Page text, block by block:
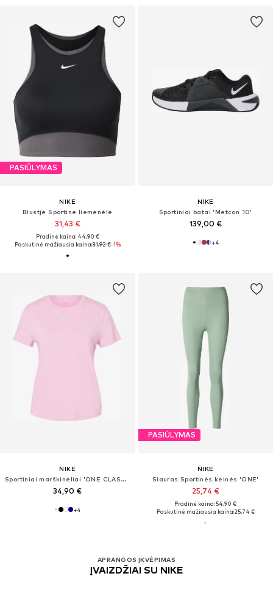
PASIŪLYMAS
NIKE
Biustjė Sportinė liemenėlė
31,43 €
Pradinė kaina: 44,90 €
Paskutinė mažiausia kaina:31,92 €-1%
NIKE
Sportiniai batai 'Metcon 10'
139,00 €
+4
NIKE
Sportiniai marškinėliai 'ONE CLASSIC'
34,90 €
+4
PASIŪLYMAS
NIKE
Siauras Sportinės kelnės 'ONE'
25,74 €
Pradinė kaina: 54,90 €
Paskutinė mažiausia kaina:25,74 €
APRANGOS ĮKVĖPIMAS
ĮVAIZDŽIAI SU NIKE